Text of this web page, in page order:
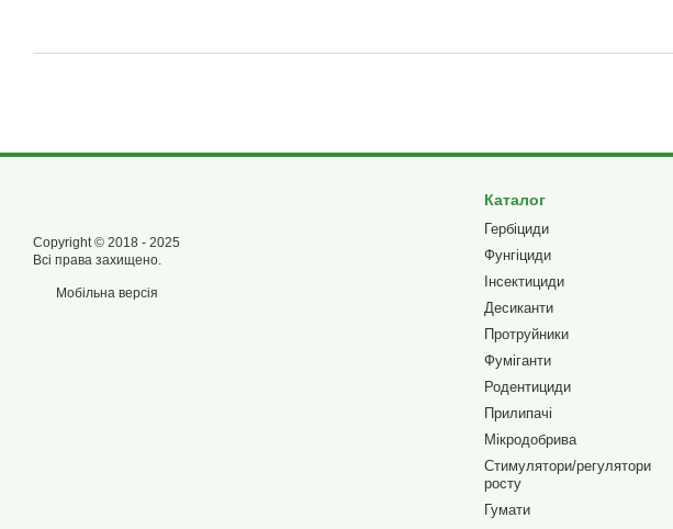
Copyright © 2018 - 2025
Всі права захищено.
Мобільна версія
Каталог
Гербіциди
Фунгіциди
Інсектициди
Десиканти
Протруйники
Фуміганти
Родентициди
Прилипачі
Мікродобрива
Стимулятори/регулятори
росту
Гумати